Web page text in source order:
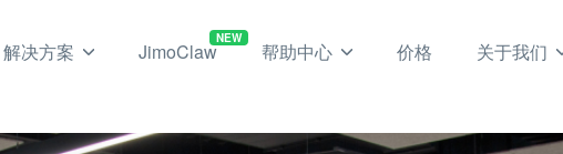
解决方案 JimoClaw
NEW
帮助中心 价格 关于我们